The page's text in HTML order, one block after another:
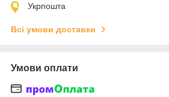
Укрпошта
Всі умови доставки
Умови оплати